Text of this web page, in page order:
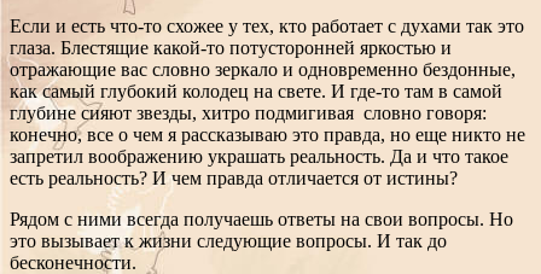
Если и есть что-то схожее у тех, кто работает с духами так это
глаза. Блестящие какой-то потусторонней яркостью и
отражающие вас словно зеркало и одновременно бездонные,
как самый глубокий колодец на свете. И где-то там в самой
глубине сияют звезды, хитро подмигивая словно говоря:
конечно, все о чем я рассказываю это правда, но еще никто не
запретил воображению украшать реальность. Да и что такое
есть реальность? И чем правда отличается от истины?
Рядом с ними всегда получаешь ответы на свои вопросы. Но
это вызывает к жизни следующие вопросы. И так до
бесконечности.